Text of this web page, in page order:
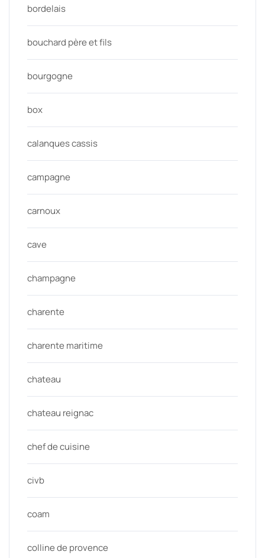
bordelais
bouchard père et fils
bourgogne
box
calanques cassis
campagne
carnoux
cave
champagne
charente
charente maritime
chateau
chateau reignac
chef de cuisine
civb
coam
colline de provence